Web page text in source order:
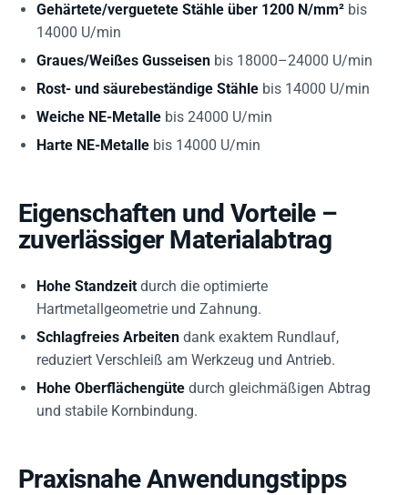
Gehärtete/verguetete Stähle über 1200 N/mm² bis
14000 U/min
Graues/Weißes Gusseisen bis 18000–24000 U/min
Rost- und säurebeständige Stähle bis 14000 U/min
Weiche NE-Metalle bis 24000 U/min
Harte NE-Metalle bis 14000 U/min
Eigenschaften und Vorteile –
zuverlässiger Materialabtrag
Hohe Standzeit durch die optimierte
Hartmetallgeometrie und Zahnung.
Schlagfreies Arbeiten dank exaktem Rundlauf,
reduziert Verschleiß am Werkzeug und Antrieb.
Hohe Oberflächengüte durch gleichmäßigen Abtrag
und stabile Kornbindung.
Praxisnahe Anwendungstipps